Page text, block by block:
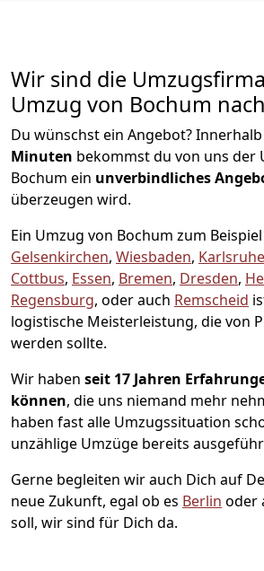
Wir sind die
Umzug von Bochum
Du wünschst ein Angebot?
Minuten bekommst du von uns der
Bochum ein unverbindliches
überzeugen wird.
Ein Umzug von Bochum zum Beispiel
Gelsenkirchen, Wiesbaden, Karlsruhe
Cottbus, Essen, Bremen, Dresden,
Regensburg, oder auch Remscheid
logistische Meisterleistung, die von
werden sollte.
Wir haben seit 17 Jahren
können, die uns niemand mehr
haben fast alle Umzugssituation
unzählige Umzüge bereits
Gerne begleiten wir auch Dich auf
neue Zukunft, egal ob es Berlin oder
soll, wir sind für Dich da.